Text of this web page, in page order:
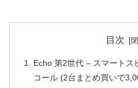
目次
Echo 第2世代 – スマートス
コール (2台まとめ買いで